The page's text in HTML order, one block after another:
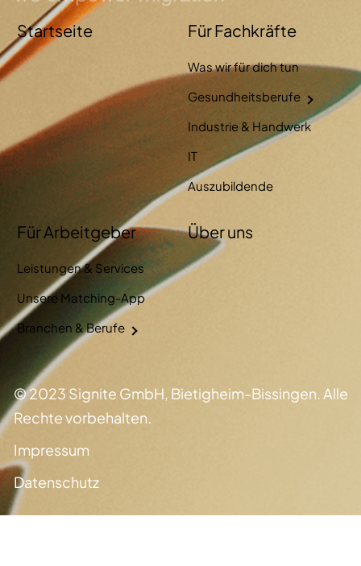
Startseite Für Fachkräfte
Was wir für dich tun
Gesundheitsberufe
Industrie & Handwerk
IT
Auszubildende
Für Arbeitgeber
Leistungen & Services
Unsere Matching-App
Branchen & Berufe
Über uns
© 2023 Signite GmbH, Bietigheim-Bissingen. Alle
Rechte vorbehalten.
Impressum
Datenschutz